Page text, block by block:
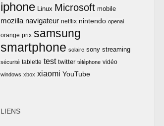
iphone Linux Microsoft mobile
mozilla navigateur netflix nintendo openai
orange prix samsung
smartphone solaire sony streaming
sécurité tablette test twitter téléphone vidéo
windows xbox xiaomi YouTube
LIENS